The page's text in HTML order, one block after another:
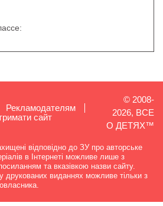
Рекламодателям
сайт
© 2008-
2026, ВСЕ
О ДЕТЯХ™
відповідно до ЗУ про авторське
в Інтернеті можливе лише з
та вказівкою назви сайту.
друкованих виданнях можливе тільки з